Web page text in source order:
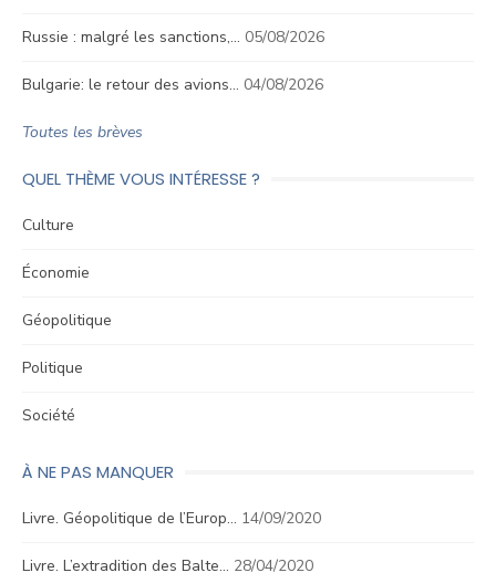
Russie : malgré les sanctions,… 05/08/2026
Bulgarie: le retour des avions… 04/08/2026
Toutes les brèves
QUEL THÈME VOUS INTÉRESSE ?
Culture
Économie
Géopolitique
Politique
Société
À NE PAS MANQUER
Livre. Géopolitique de l’Europ… 14/09/2020
Livre. L’extradition des Balte… 28/04/2020